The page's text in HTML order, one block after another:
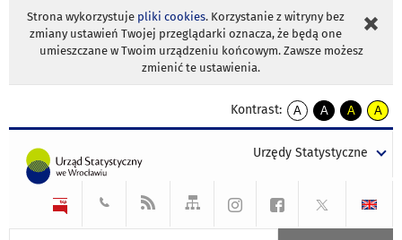
Strona wykorzystuje pliki cookies. Korzystanie z witryny bez
zmiany ustawień Twojej przeglądarki oznacza, że będą one
umieszczane w Twoim urządzeniu końcowym. Zawsze możesz
zmienić te ustawienia.
Kontrast:
A
kontrast
A
kontrast
tekst
czarnym
A
kontrast
tekst
czarnym
A
tekst
żółtym
Urzędy Statystyczne